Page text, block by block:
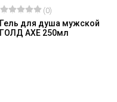
(0)
Гель для душа мужской
ГОЛД AXE 250мл